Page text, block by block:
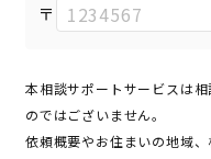
〒
本相談サポートサービスは
のではございません。
依頼概要やお住まいの地域、